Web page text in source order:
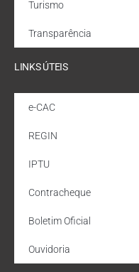
Turismo
Transparência
LINKS ÚTEIS
e-CAC
REGIN
IPTU
Contracheque
Boletim Oficial
Ouvidoria